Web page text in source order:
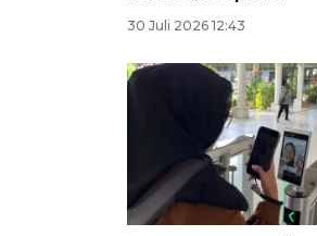
30 Juli 2026 12:43